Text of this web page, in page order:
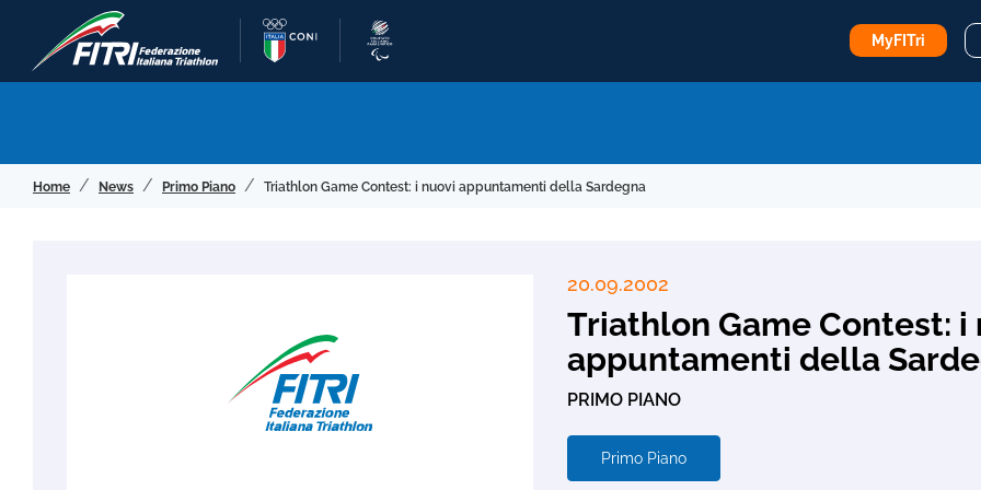
MyFITri
Home News Primo Piano Triathlon Game Contest: i nuovi appuntamenti della Sardegna
20.09.2002
Triathlon Game Contest: i
appuntamenti della
PRIMO PIANO
Primo Piano